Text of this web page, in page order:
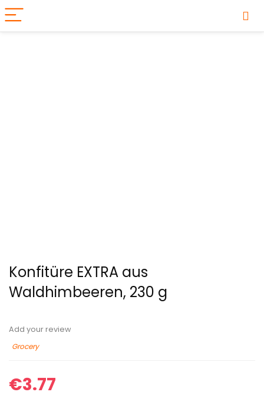
Konfitüre EXTRA aus
Waldhimbeeren, 230 g
Add your review
Grocery
€3.77